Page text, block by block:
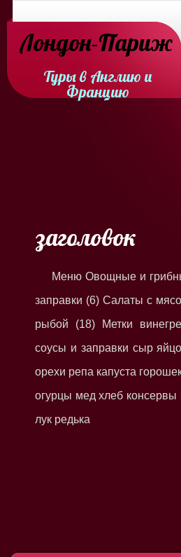
Лондон-Париж
Туры в Англию и
Францию
заголовок
Меню Овощные и
заправки (6) Салаты с
рыбой (18) Метки
соусы и заправки сыр
орехи репа капуста
огурцы мед хлеб
лук редька